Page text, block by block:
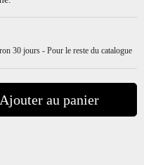
30 jours - Pour le reste du catalogue
Ajouter au panier